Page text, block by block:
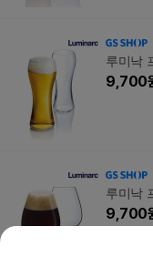
루미낙
9,700
루미낙
9,700